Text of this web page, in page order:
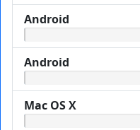
Android
Android
Mac OS X